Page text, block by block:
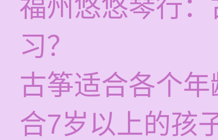
福州悠悠琴行
习？
古筝适合各个
合7岁以上的孩